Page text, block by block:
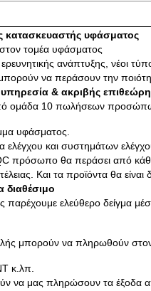
κατασκευαστής υφάσματος
τομέα υφάσματος
ανάπτυξης, νέοι
να περάσουν την
& ακριβής
10 πωλήσεων προσώπων
υφάσματος.
και συστημάτων
πρόσωπο θα περάσει από
Και τα προϊόντα θα
διαθέσιμο
ελεύθερο δείγμα
μπορούν να πληρωθούν
κ.λπ.
να μας πληρώσουν τα έξοδα